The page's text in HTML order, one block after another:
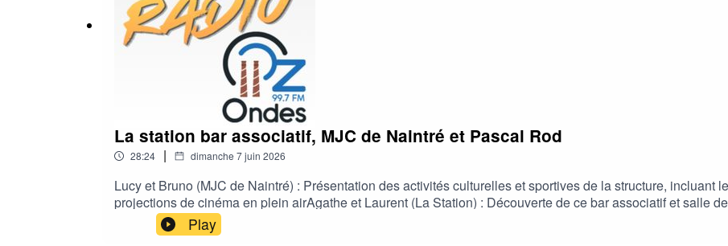
La station bar associatif, MJC de Naintré et Pascal Rod
28:24 | dimanche 7 juin 2026
Lucy et Bruno (MJC de Naintré) : Présentation des activités culturelles et sportives de la structure, incluant
projections de cinéma en plein airAgathe et Laurent (La Station) : Découverte de ce bar associatif et salle
bénévoles, mettant en avant les circuits courts et la culture de proximitéPascal Rod (artiste) : L'auteur-
processus de création artisanale et son utilisation éthique de l'intelligence artificielle pour ses clips
Play